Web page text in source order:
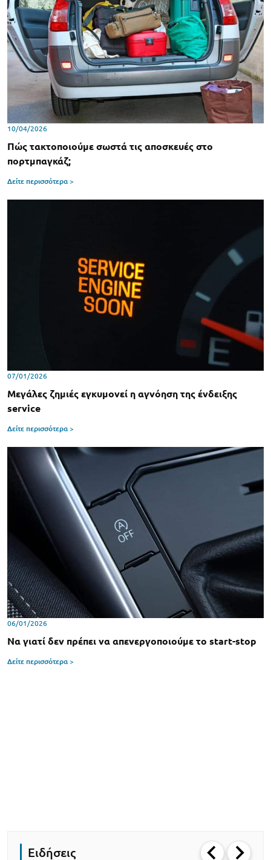
10/04/2026
Πώς τακτοποιούμε σωστά τις αποσκευές στο
πορτμπαγκάζ;
Δείτε περισσότερα >
07/01/2026
Μεγάλες ζημιές εγκυμονεί η αγνόηση της ένδειξης
service
Δείτε περισσότερα >
06/01/2026
Να γιατί δεν πρέπει να απενεργοποιούμε το start-stop
Δείτε περισσότερα >
Ειδήσεις